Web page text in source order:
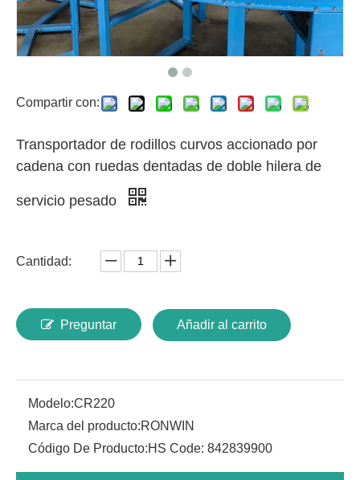
Compartir con:
Transportador de rodillos curvos accionado por
cadena con ruedas dentadas de doble hilera de
servicio pesado
Cantidad:
Preguntar Añadir al carrito
Modelo:CR220
Marca del producto:RONWIN
Código De Producto:HS Code: 842839900